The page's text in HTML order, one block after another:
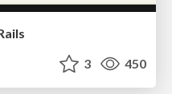
3 450